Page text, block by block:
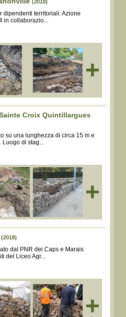
(2018)
dipendenti territoriali. Azione
in collaborazio...
+
Croix Quintillargues
su una lunghezza di circa 15 m e
Luogo di stag...
+
(2018)
dal PNR dei Caps e Marais
del Liceo Agr...
+